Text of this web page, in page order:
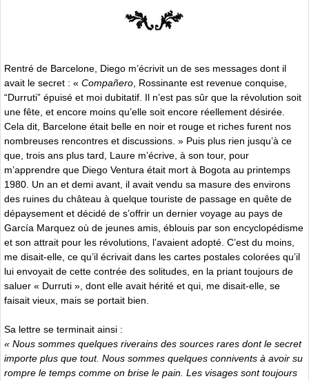
Rentré de Barcelone, Diego m’écrivit un de ses messages dont il
avait le secret : « Compañero, Rossinante est revenue conquise,
“Durruti” épuisé et moi dubitatif. Il n’est pas sûr que la révolution soit
une fête, et encore moins qu’elle soit encore réellement désirée.
Cela dit, Barcelone était belle en noir et rouge et riches furent nos
nombreuses rencontres et discussions. » Puis plus rien jusqu’à ce
que, trois ans plus tard, Laure m’écrive, à son tour, pour
m’apprendre que Diego Ventura était mort à Bogota au printemps
1980. Un an et demi avant, il avait vendu sa masure des environs
des ruines du château à quelque touriste de passage en quête de
dépaysement et décidé de s’offrir un dernier voyage au pays de
García Marquez où de jeunes amis, éblouis par son encyclopédisme
et son attrait pour les révolutions, l’avaient adopté. C’est du moins,
me disait-elle, ce qu’il écrivait dans les cartes postales colorées qu’il
lui envoyait de cette contrée des solitudes, en la priant toujours de
saluer « Durruti », dont elle avait hérité et qui, me disait-elle, se
faisait vieux, mais se portait bien.
Sa lettre se terminait ainsi :
« Nous sommes quelques riverains des sources rares dont le secret
importe plus que tout. Nous sommes quelques connivents à avoir su
rompre le temps comme on brise le pain. Les visages sont toujours